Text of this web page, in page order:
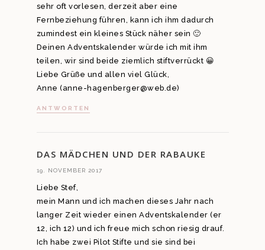
sehr oft vorlesen, derzeit aber eine
Fernbeziehung führen, kann ich ihm dadurch
zumindest ein kleines Stück näher sein 🙂
Deinen Adventskalender würde ich mit ihm
teilen, wir sind beide ziemlich stiftverrückt 😀
Liebe Grüße und allen viel Glück,
Anne (anne-hagenberger@web.de)
ANTWORTEN
DAS MÄDCHEN UND DER RABAUKE
19. NOVEMBER 2017
Liebe Stef,
mein Mann und ich machen dieses Jahr nach
langer Zeit wieder einen Adventskalender (er
12, ich 12) und ich freue mich schon riesig drauf.
Ich habe zwei Pilot Stifte und sie sind bei